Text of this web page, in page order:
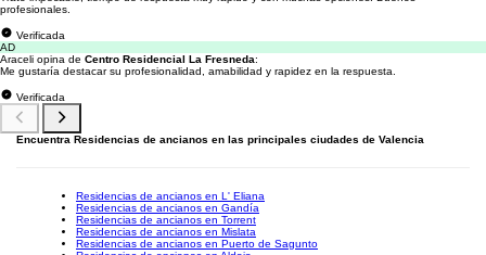
profesionales.
Verificada
AD
Araceli opina de Centro Residencial La Fresneda:
Me gustaría destacar su profesionalidad, amabilidad y rapidez en la respuesta.
Verificada
Encuentra Residencias de ancianos en las principales ciudades de Valencia
Residencias de ancianos en L' Eliana
Residencias de ancianos en Gandía
Residencias de ancianos en Torrent
Residencias de ancianos en Mislata
Residencias de ancianos en Puerto de Sagunto